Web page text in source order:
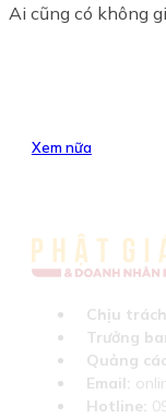
Ai cũng có không
Xem nữa
Chịu
Trưởng
Quảng
Email:
Hotline: